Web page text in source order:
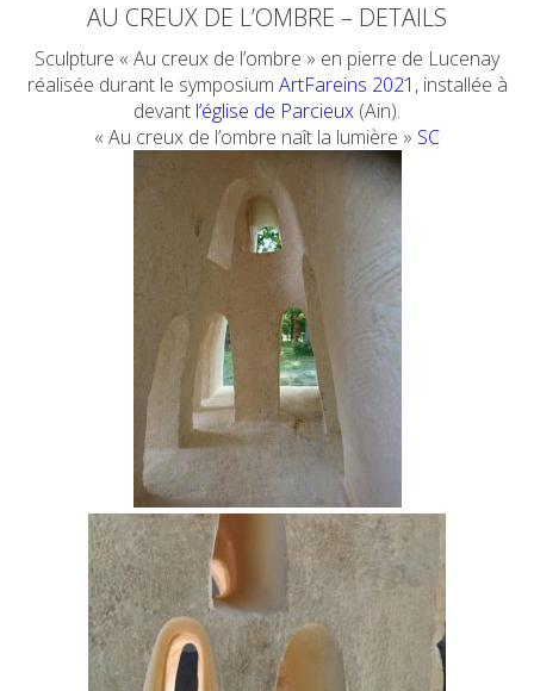
AU CREUX DE L’OMBRE – DETAILS
Sculpture « Au creux de l’ombre » en pierre de Lucenay
réalisée durant le symposium ArtFareins 2021 , installée à
devant l’église de Parcieux (Ain).
« Au creux de l’ombre naît la lumière » SC